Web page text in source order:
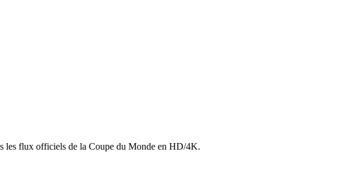
flux officiels de la Coupe du Monde en HD/4K.